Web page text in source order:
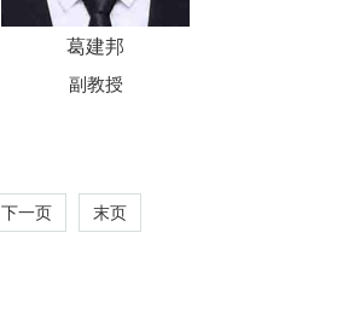
葛建邦
副教授
下一页 末页